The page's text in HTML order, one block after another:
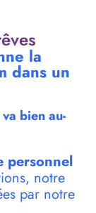
la
dans un
bien au-
personnel
notre
par notre